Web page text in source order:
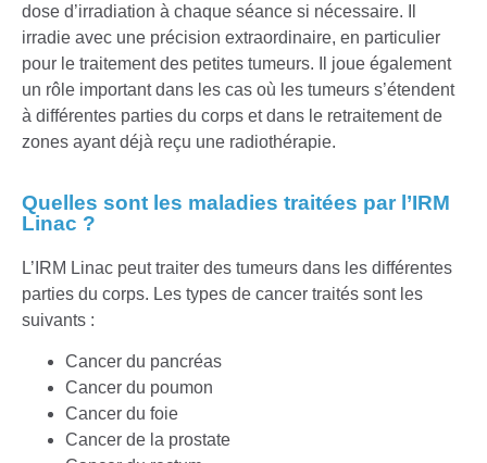
dose d’irradiation à chaque séance si nécessaire. Il
irradie avec une précision extraordinaire, en particulier
pour le traitement des petites tumeurs. Il joue également
un rôle important dans les cas où les tumeurs s’étendent
à différentes parties du corps et dans le retraitement de
zones ayant déjà reçu une radiothérapie.
Quelles sont les maladies traitées par l’IRM
Linac ?
L’IRM Linac peut traiter des tumeurs dans les différentes
parties du corps. Les types de cancer traités sont les
suivants :
Cancer du pancréas
Cancer du poumon
Cancer du foie
Cancer de la prostate